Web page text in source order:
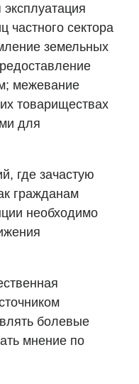
сектора
земельных
межевание
товариществах
для
где зачастую
гражданам
необходимо
болевые
мнение по